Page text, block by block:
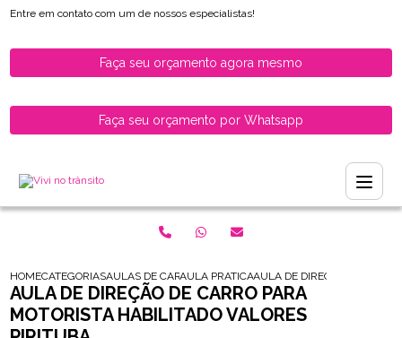
Entre em contato com um de nossos especialistas!
Faça seu orçamento agora mesmo
Faça seu orçamento por Whatsapp
HOMECATEGORIASAULAS DE CARRO PARA HABILITADOS
AULA PRATICA DE CARRO PARA
AULA DE DIRECAO DE
AULA DE DIREÇÃO DE CARRO PARA
MOTORISTA HABILITADO VALORES